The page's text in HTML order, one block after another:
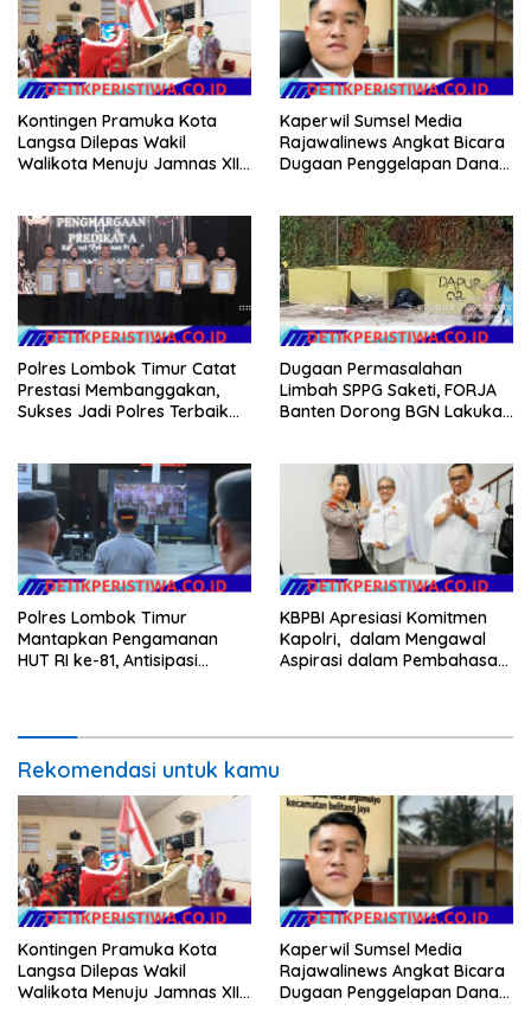
Kontingen Pramuka Kota
Langsa Dilepas Wakil
Walikota Menuju Jamnas XII
Kaperwil Sumsel Media
Rajawalinews Angkat Bicara
Dugaan Penggelapan Dana
Hilang 3 Bulan Bawa
Anggaran Pembangunan
Polres Lombok Timur Catat
Prestasi Membanggakan,
Sukses Jadi Polres Terbaik
Dugaan Permasalahan
Limbah SPPG Saketi, FORJA
Banten Dorong BGN Lakukan
Polres Lombok Timur
Mantapkan Pengamanan
HUT RI ke-81, Antisipasi
KBPBI Apresiasi Komitmen
Kapolri, dalam Mengawal
Aspirasi dalam Pembahasan
Rekomendasi untuk kamu
Kontingen Pramuka Kota
Langsa Dilepas Wakil
Walikota Menuju Jamnas XII
Kaperwil Sumsel Media
Rajawalinews Angkat Bicara
Dugaan Penggelapan Dana